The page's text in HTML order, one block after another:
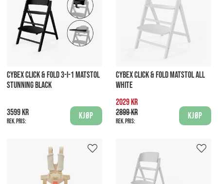
CYBEX CLICK & FOLD 3-I-1 MATSTOL
STUNNING BLACK
3599 kr
Rek. pris:
Kjøp
CYBEX CLICK & FOLD MATSTOL ALL
WHITE
2029 kr
2899 kr
Rek. pris:
Kjøp